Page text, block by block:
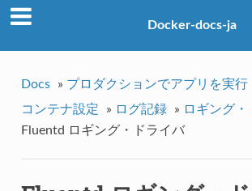
Docker-docs-ja
Docs » プロダクションでアプリを実行
コンテナ設定
» ログ記録 » ロギング・
Fluentd ロギング・ドライバ